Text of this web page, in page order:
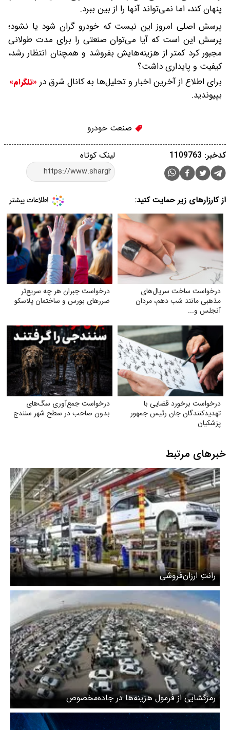
پنهان کند، اما نمی‌تواند آنها را از بین ببرد.
پرسش اصلی امروز این نیست که خودرو گران شود یا نشود؛
پرسش این است که آیا می‌توان صنعتی را برای مدت طولانی
مجبور کرد کمتر از هزینه‌هایش بفروشد و همچنان انتظار رشد،
کیفیت و پایداری داشت؟
برای اطلاع از آخرین اخبار و تحلیل‌ها به کانال شرق در «تلگرام»
بپیوندید.
صنعت خودرو
لینک کوتاه کدخبر: 1109763
از کارزارهای زیر حمایت کنید:
درخواست ساخت سریال‌های
مذهبی مانند شب دهم، مردان
آنجلس و...
درخواست جبران هر چه سریع‌تر
ضررهای بورس و ساختمان پلاسکو
درخواست برخورد قضایی با
تهدید‌کنندگان جان رئیس جمهور
پزشکیان
درخواست جمع‌آوری سگ‌های
بدون صاحب در سطح شهر سنندج
خبرهای مرتبط
رانتِ ارزان‌فروشی
رمزگشایی از فرمول هزینه‌ها در جاده‌مخصوص